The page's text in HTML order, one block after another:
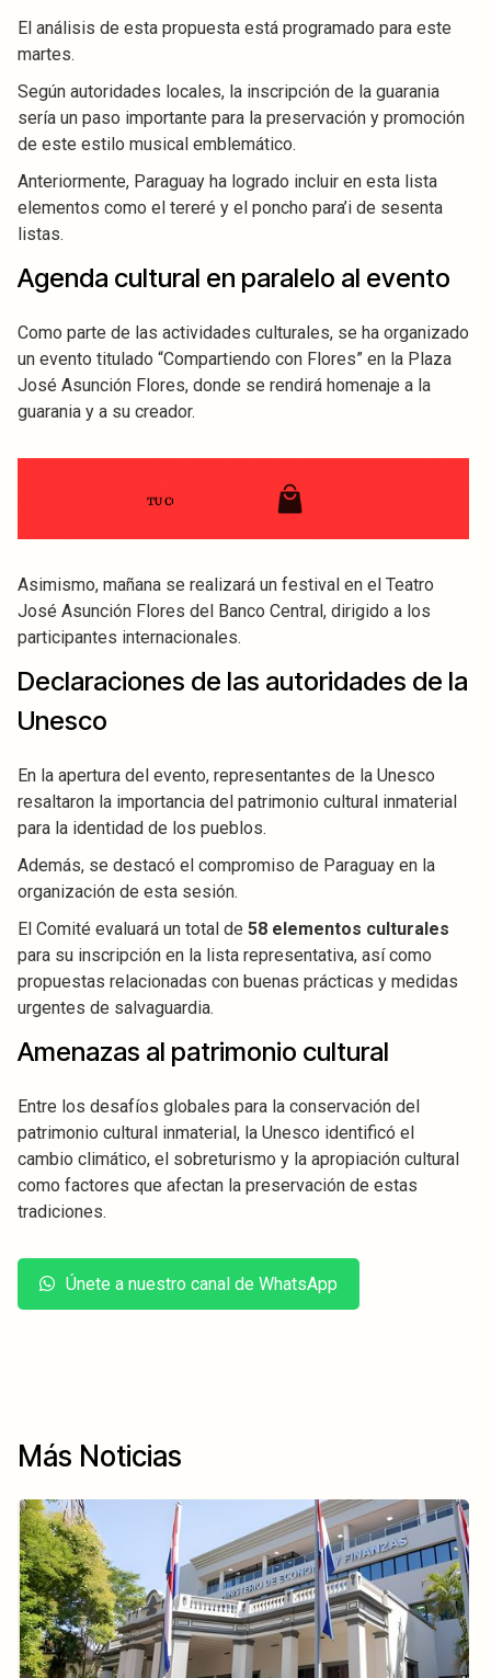
El análisis de esta propuesta está programado para este
martes.
Según autoridades locales, la inscripción de la guarania
sería un paso importante para la preservación y promoción
de este estilo musical emblemático.
Anteriormente, Paraguay ha logrado incluir en esta lista
elementos como el tereré y el poncho para’i de sesenta
listas.
Agenda cultural en paralelo al evento
Como parte de las actividades culturales, se ha organizado
un evento titulado “Compartiendo con Flores” en la Plaza
José Asunción Flores, donde se rendirá homenaje a la
guarania y a su creador.
Asimismo, mañana se realizará un festival en el Teatro
José Asunción Flores del Banco Central, dirigido a los
participantes internacionales.
Declaraciones de las autoridades de la
Unesco
En la apertura del evento, representantes de la Unesco
resaltaron la importancia del patrimonio cultural inmaterial
para la identidad de los pueblos.
Además, se destacó el compromiso de Paraguay en la
organización de esta sesión.
El Comité evaluará un total de 58 elementos culturales
para su inscripción en la lista representativa, así como
propuestas relacionadas con buenas prácticas y medidas
urgentes de salvaguardia.
Amenazas al patrimonio cultural
Entre los desafíos globales para la conservación del
patrimonio cultural inmaterial, la Unesco identificó el
cambio climático, el sobreturismo y la apropiación cultural
como factores que afectan la preservación de estas
tradiciones.
Únete a nuestro canal de WhatsApp
Más Noticias